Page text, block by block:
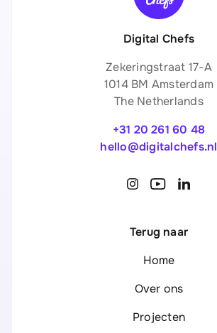
Digital Chefs
Zekeringstraat 17-A
1014 BM Amsterdam
The Netherlands
+31 20 261 60 48
hello@digitalchefs.nl
Terug naar
Home
Over ons
Projecten